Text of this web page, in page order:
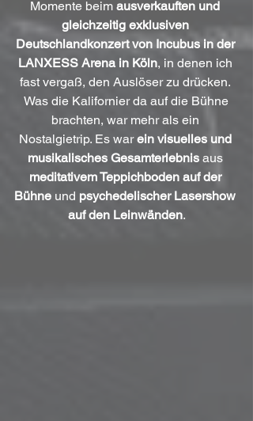
Momente beim ausverkauften und
gleichzeitig exklusiven
Deutschlandkonzert von Incubus in der
LANXESS Arena in Köln, in denen ich
fast vergaß, den Auslöser zu drücken.
Was die Kalifornier da auf die Bühne
brachten, war mehr als ein
Nostalgietrip. Es war ein visuelles und
musikalisches Gesamterlebnis aus
meditativem Teppichboden auf der
Bühne und psychedelischer Lasershow
auf den Leinwänden.